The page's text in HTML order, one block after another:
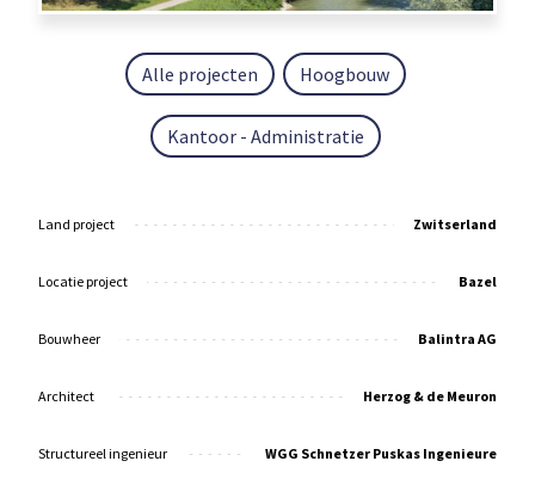
Alle projecten Hoogbouw
Kantoor - Administratie
Land project Zwitserland
Locatie project Bazel
Bouwheer Balintra AG
Architect Herzog & de Meuron
Structureel ingenieur WGG Schnetzer Puskas Ingenieure